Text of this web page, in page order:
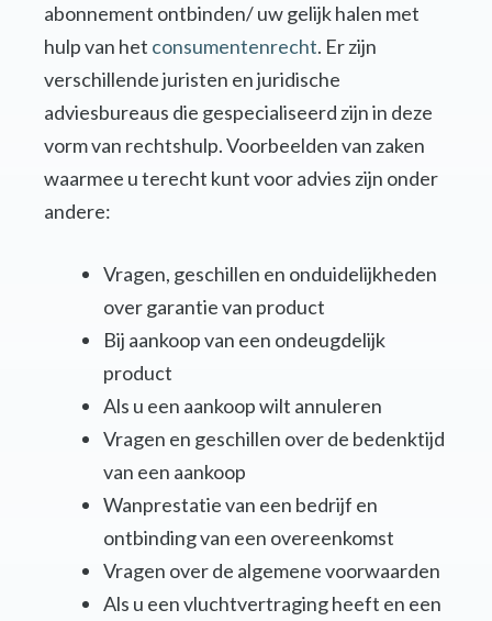
abonnement ontbinden/ uw gelijk halen met
hulp van het consumentenrecht. Er zijn
verschillende juristen en juridische
adviesbureaus die gespecialiseerd zijn in deze
vorm van rechtshulp. Voorbeelden van zaken
waarmee u terecht kunt voor advies zijn onder
andere:
Vragen, geschillen en onduidelijkheden
over garantie van product
Bij aankoop van een ondeugdelijk
product
Als u een aankoop wilt annuleren
Vragen en geschillen over de bedenktijd
van een aankoop
Wanprestatie van een bedrijf en
ontbinding van een overeenkomst
Vragen over de algemene voorwaarden
Als u een vluchtvertraging heeft en een